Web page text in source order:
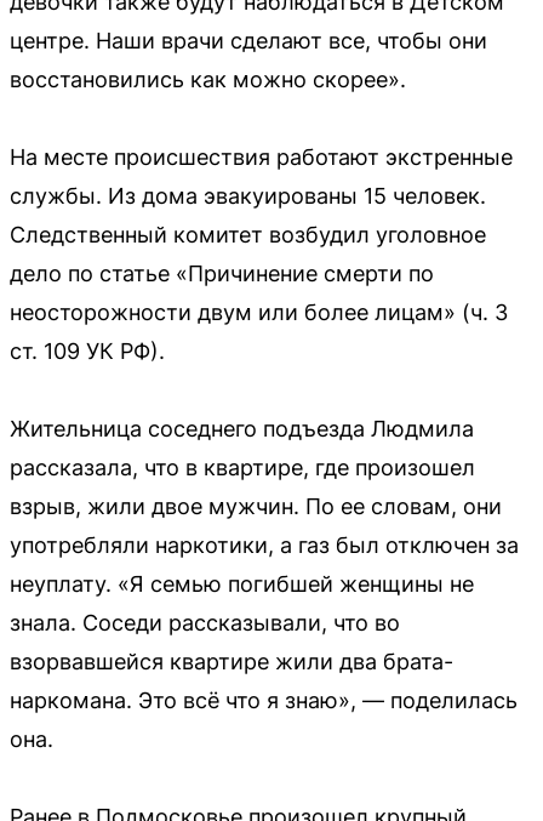
центре. Наши врачи сделают все, чтобы они
восстановились как можно скорее».
На месте происшествия работают экстренные
службы. Из дома эвакуированы 15 человек.
Следственный комитет возбудил уголовное
дело по статье «Причинение смерти по
неосторожности двум или более лицам» (ч. 3
ст. 109 УК РФ).
Жительница соседнего подъезда Людмила
рассказала, что в квартире, где произошел
взрыв, жили двое мужчин. По ее словам, они
употребляли наркотики, а газ был отключен за
неуплату. «Я семью погибшей женщины не
знала. Соседи рассказывали, что во
взорвавшейся квартире жили два брата-
наркомана. Это всё что я знаю», — поделилась
она.